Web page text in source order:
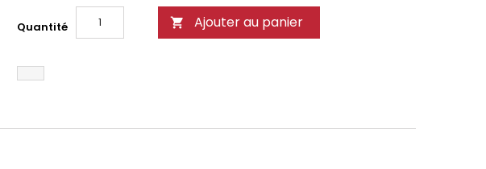
Quantité  Ajouter au panier